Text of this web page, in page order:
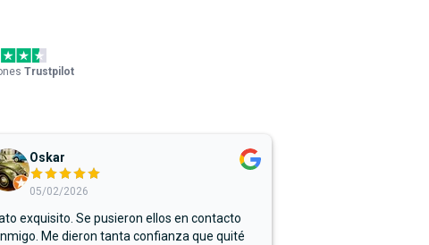
Trustpilot
Oskar
05/02/2026
exquisito. Se pusieron ellos en contacto
Me dieron tanta confianza que quité